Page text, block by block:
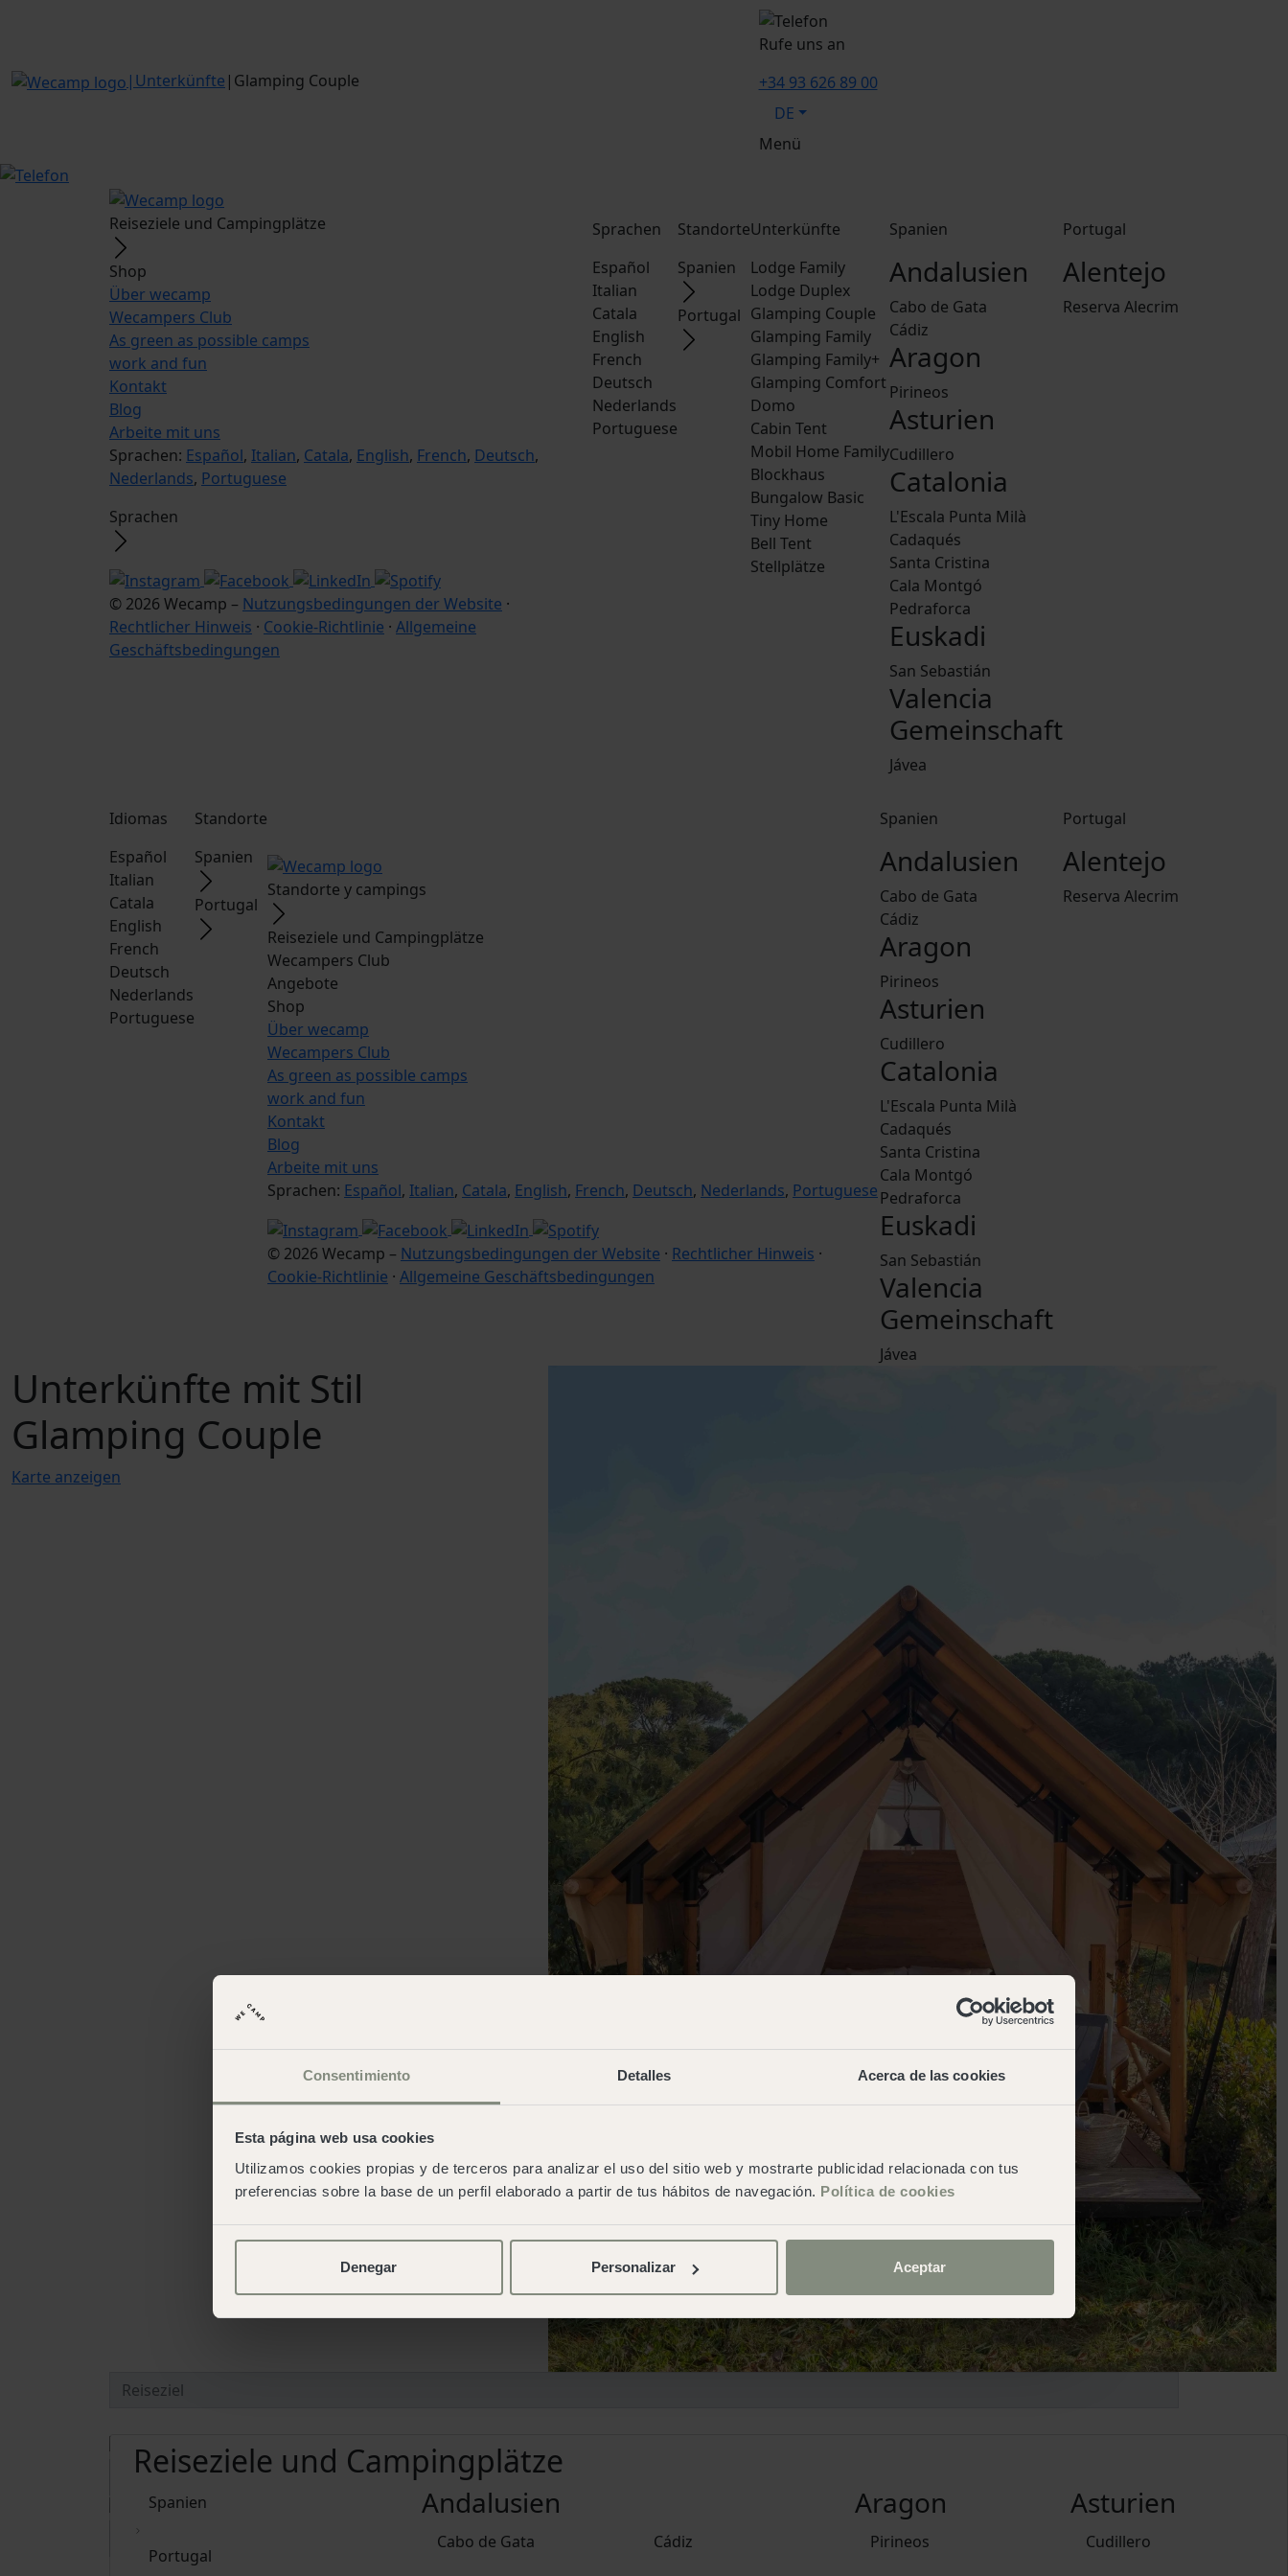
Consentimiento Detalles Acerca de las cookies
Esta página web usa cookies
Utilizamos cookies propias y de terceros para analizar el uso del sitio web y mostrarte publicidad relacionada con tus
preferencias sobre la base de un perfil elaborado a partir de tus hábitos de navegación. Política de cookies
Denegar Personalizar Aceptar
| Unterkünfte | Glamping Couple
Rufe uns an
+34 93 626 89 00
DE
Menü
Reiseziele und Campingplätze
Shop
Über wecamp
Wecampers Club
As green as possible camps
work and fun
Kontakt
Blog
Arbeite mit uns
Sprachen: Español, Italian, Catala, English, French, Deutsch,
Nederlands, Portuguese
Sprachen
© 2026 Wecamp – Nutzungsbedingungen der Website ·
Rechtlicher Hinweis · Cookie-Richtlinie · Allgemeine
Geschäftsbedingungen
Sprachen
Español
Italian
Catala
English
French
Deutsch
Nederlands
Portuguese
Standorte
Spanien
Portugal
Unterkünfte
Lodge Family
Lodge Duplex
Glamping Couple
Glamping Family
Glamping Family+
Glamping Comfort
Domo
Cabin Tent
Mobil Home Family
Blockhaus
Bungalow Basic
Tiny Home
Bell Tent
Stellplätze
Spanien
Andalusien
Cabo de Gata
Cádiz
Aragon
Pirineos
Asturien
Cudillero
Catalonia
L'Escala Punta Milà
Cadaqués
Santa Cristina
Cala Montgó
Pedraforca
Euskadi
San Sebastián
Valencia
Gemeinschaft
Jávea
Portugal
Alentejo
Reserva Alecrim
Idiomas
Español
Italian
Catala
English
French
Deutsch
Nederlands
Portuguese
Standorte
Spanien
Portugal
Standorte y campings
Reiseziele und Campingplätze
Wecampers Club
Angebote
Shop
Über wecamp
Wecampers Club
As green as possible camps
work and fun
Kontakt
Blog
Arbeite mit uns
Sprachen: Español, Italian, Catala, English, French, Deutsch, Nederlands, Portuguese
© 2026 Wecamp – Nutzungsbedingungen der Website · Rechtlicher Hinweis ·
Cookie-Richtlinie · Allgemeine Geschäftsbedingungen
Spanien
Andalusien
Cabo de Gata
Cádiz
Aragon
Pirineos
Asturien
Cudillero
Catalonia
L'Escala Punta Milà
Cadaqués
Santa Cristina
Cala Montgó
Pedraforca
Euskadi
San Sebastián
Valencia
Gemeinschaft
Jávea
Portugal
Alentejo
Reserva Alecrim
Unterkünfte mit Stil
Glamping Couple
Karte anzeigen
Reiseziele und Campingplätze
Spanien
Portugal
Andalusien
Cabo de Gata Cádiz
Aragon
Pirineos
Asturien
Cudillero